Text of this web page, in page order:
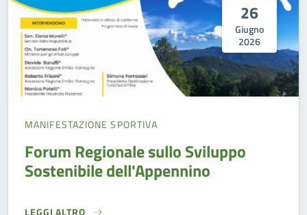
26
Giugno
2026
MANIFESTAZIONE SPORTIVA
Forum Regionale sullo Sviluppo
Sostenibile dell'Appennino
LEGGI ALTRO